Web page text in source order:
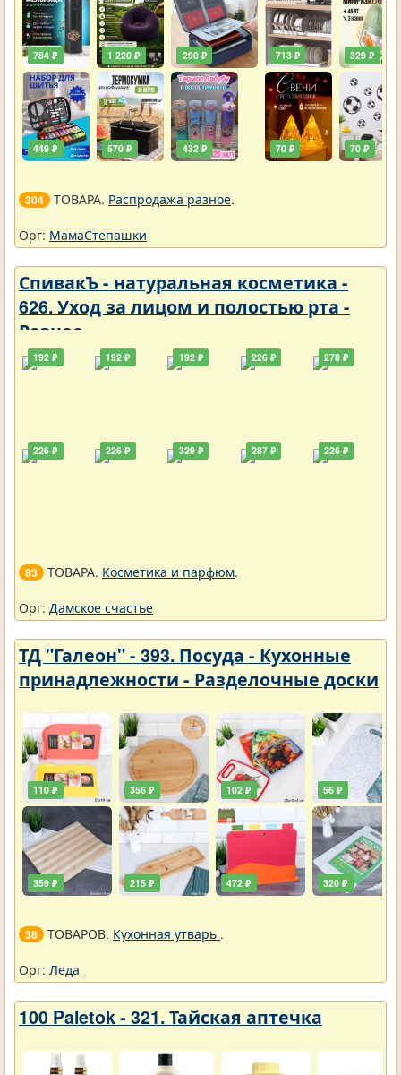
784 ₽
449 ₽
1 220 ₽
570 ₽
290 ₽
432 ₽
713 ₽
70 ₽
329 ₽
70 ₽
304 ТОВАРА. Распродажа разное.
Орг: МамаСтепашки
СпивакЪ - натуральная косметика -
626. Уход за лицом и полостью рта -
Разное
192 ₽
226 ₽
192 ₽
226 ₽
192 ₽
329 ₽
226 ₽
287 ₽
278 ₽
226 ₽
83 ТОВАРА. Косметика и парфюм.
Орг: Дамское счастье
ТД "Галеон" - 393. Посуда - Кухонные
принадлежности - Разделочные доски
110 ₽
359 ₽
356 ₽
215 ₽
102 ₽
472 ₽
56 ₽
320 ₽
38 ТОВАРОВ. Кухонная утварь .
Орг: Леда
100 Paletok - 321. Тайская аптечка